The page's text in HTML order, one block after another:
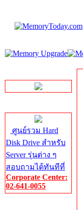
ศูนย์รวม Hard
Disk Drive สำหรับ
Server รุ่นต่าง ๆ
สอบถามได้ทันทีที่
Corporate Center:
02-641-0055